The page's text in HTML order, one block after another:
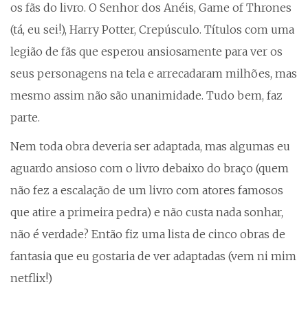
os fãs do livro. O Senhor dos Anéis, Game of Thrones
(tá, eu sei!), Harry Potter, Crepúsculo. Títulos com uma
legião de fãs que esperou ansiosamente para ver os
seus personagens na tela e arrecadaram milhões, mas
mesmo assim não são unanimidade. Tudo bem, faz
parte.
Nem toda obra deveria ser adaptada, mas algumas eu
aguardo ansioso com o livro debaixo do braço (quem
não fez a escalação de um livro com atores famosos
que atire a primeira pedra) e não custa nada sonhar,
não é verdade? Então fiz uma lista de cinco obras de
fantasia que eu gostaria de ver adaptadas (vem ni mim
netflix!)